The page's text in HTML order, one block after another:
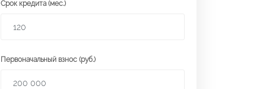
Срок кредита (мес.)
Первоначальный взнос (руб.)